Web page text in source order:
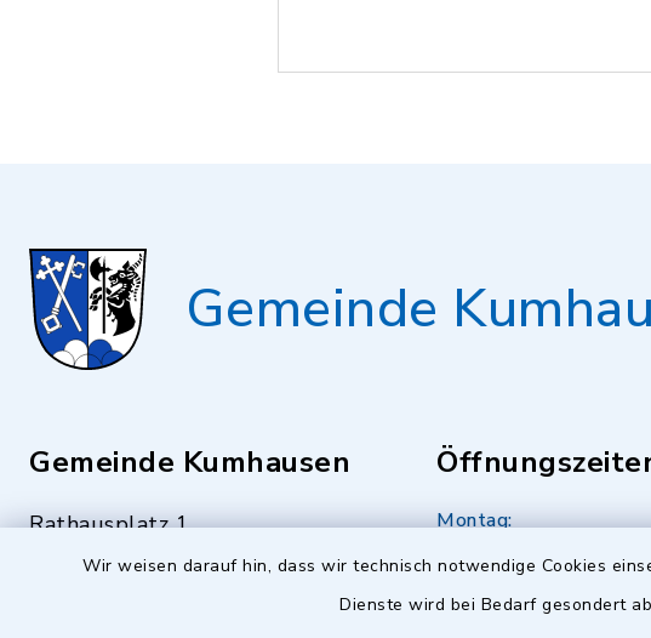
Wir weisen darauf hin, dass wir technisch notwendige Cookies
Dienste wird bei Bedarf gesondert
Gemeinde
Gemeinde Kumhausen
Rathausplatz 1
84036 Kumhausen
Montag:
08.00 - 13.00 Uhr
Dienstag bis Freitag: